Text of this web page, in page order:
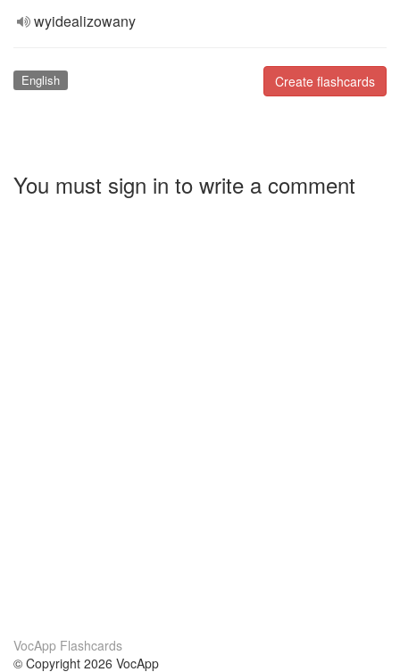
wyidealizowany
Create flashcards
English
You must sign in to write a comment
VocApp Flashcards
© Copyright 2026 VocApp